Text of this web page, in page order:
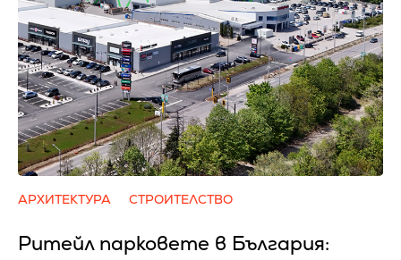
АРХИТЕКТУРА СТРОИТЕЛСТВО
Ритейл парковете в България: